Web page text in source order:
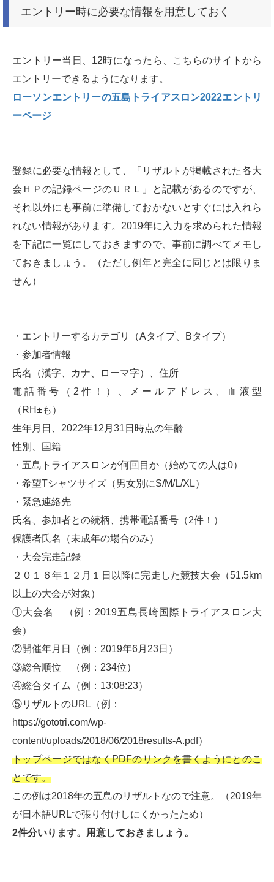
エントリー時に必要な情報を用意しておく
エントリー当日、12時になったら、こちらのサイトから
エントリーできるようになります。
ローソンエントリーの五島トライアスロン2022エントリ
ーページ
登録に必要な情報として、「リザルトが掲載された各大
会ＨＰの記録ページのＵＲＬ」と記載があるのですが、
それ以外にも事前に準備しておかないとすぐには入れら
れない情報があります。2019年に入力を求められた情報
を下記に一覧にしておきますので、事前に調べてメモし
ておきましょう。（ただし例年と完全に同じとは限りま
せん）
・エントリーするカテゴリ（Aタイプ、Bタイプ）
・参加者情報
氏名（漢字、カナ、ローマ字）、住所
電話番号（2件！）、メールアドレス、血液型
（RH±も）
生年月日、2022年12月31日時点の年齢
性別、国籍
・五島トライアスロンが何回目か（始めての人は0）
・希望Tシャツサイズ（男女別にS/M/L/XL）
・緊急連絡先
氏名、参加者との続柄、携帯電話番号（2件！）
保護者氏名（未成年の場合のみ）
・大会完走記録
２０１６年１２月１日以降に完走した競技大会（51.5km
以上の大会が対象）
①大会名 （例：2019五島長崎国際トライアスロン大
会）
②開催年月日（例：2019年6月23日）
③総合順位 （例：234位）
④総合タイム（例：13:08:23）
⑤リザルトのURL（例：
https://gototri.com/wp-
content/uploads/2018/06/2018results-A.pdf）
トップページではなくPDFのリンクを書くようにとのこ
とです。
この例は2018年の五島のリザルトなので注意。（2019年
が日本語URLで張り付けしにくかったため）
2件分いります。用意しておきましょう。